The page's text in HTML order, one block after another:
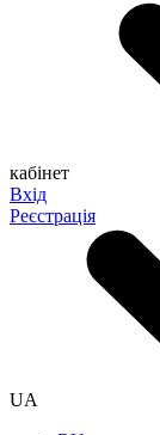
кабінет
Вхід
Реєстрація
UA